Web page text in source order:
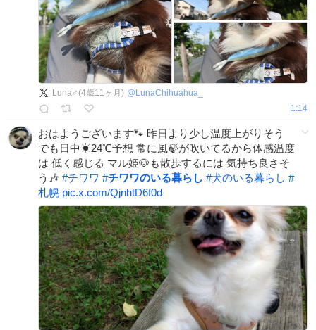
Luna♂(4歳11ヶ月) @ LunaChihuahua_
1:14
おはようございます🐾 昨日より少し温度上がりそう
でも日中☀24℃予想 常に風🍃が吹いてるから体感温度
は 低く感じる マル姫🐶も散歩するには 気持ち良さそ
う🎶 #チワワ #チワワのいる暮らし #犬のいる暮らし #
札幌 pic.x.com/QjnhtD6f0d